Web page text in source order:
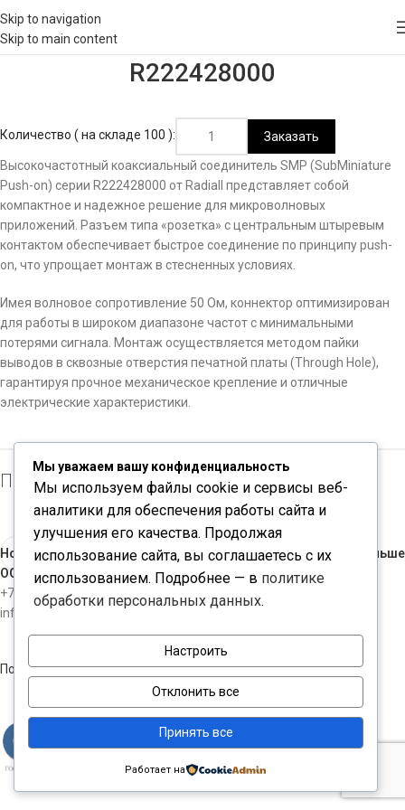
Skip to navigation
Skip to main content
R222428000
Количество ( на складе 100 ):
Заказать
Высокочастотный коаксиальный соединитель SMP (SubMiniature
Push-on) серии R222428000 от Radiall представляет собой
компактное и надежное решение для микроволновых
приложений. Разъем типа «розетка» с центральным штыревым
контактом обеспечивает быстрое соединение по принципу push-
on, что упрощает монтаж в стесненных условиях.
Имея волновое сопротивление 50 Ом, коннектор оптимизирован
для работы в широком диапазоне частот с минимальными
потерями сигнала. Монтаж осуществляется методом пайки
выводов в сквозные отверстия печатной платы (Through Hole),
гарантируя прочное механическое крепление и отличные
электрические характеристики.
Производитель: Radiall USA, Inc.
Новые
Раньше
ООО "ЧИПКОНТАКТ"
+7-812-3098534
info@chipcontact.ru
Политика конфиденциальности
Мы уважаем вашу конфиденциальность
Мы используем файлы cookie и сервисы веб-
аналитики для обеспечения работы сайта и
улучшения его качества. Продолжая
использование сайта, вы соглашаетесь с их
использованием. Подробнее — в политике
обработки персональных данных.
Настроить
Отклонить все
Принять все
Работает на